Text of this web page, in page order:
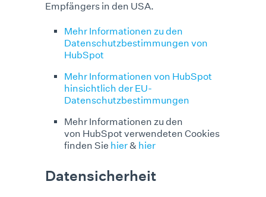
Empfängers in den USA.
Mehr Informationen zu den
Datenschutzbestimmungen von
HubSpot
Mehr Informationen von HubSpot
hinsichtlich der EU-
Datenschutzbestimmungen
Mehr Informationen zu den
von HubSpot verwendeten Cookies
finden Sie hier & hier
Datensicherheit